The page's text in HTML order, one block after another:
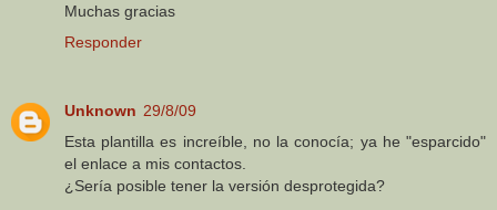
Muchas gracias
Responder
Unknown 29/8/09
Esta plantilla es increíble, no la conocía; ya he "esparcido"
el enlace a mis contactos.
¿Sería posible tener la versión desprotegida?